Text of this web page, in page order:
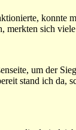
konnte
merkten sich
um der
stand ich da,